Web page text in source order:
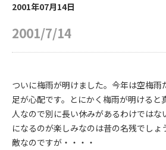
2001年07月14日
2001/7/14
ついに梅雨が明けました。今年は空梅雨
足が心配です。とにかく梅雨が明けると
人なので別に長い休みがあるわけではな
になるのが楽しみなのは昔の名残でし
敵なのですが・・・・